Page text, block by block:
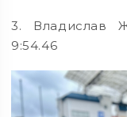
3. Владислав
9:54.46